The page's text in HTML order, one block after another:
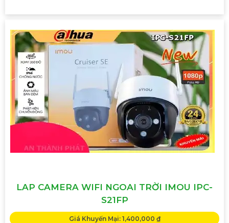
LAP CAMERA WIFI NGOAI TRỜI IMOU IPC-
S21FP
Giá Khuyến Mại: 1,400,000 ₫